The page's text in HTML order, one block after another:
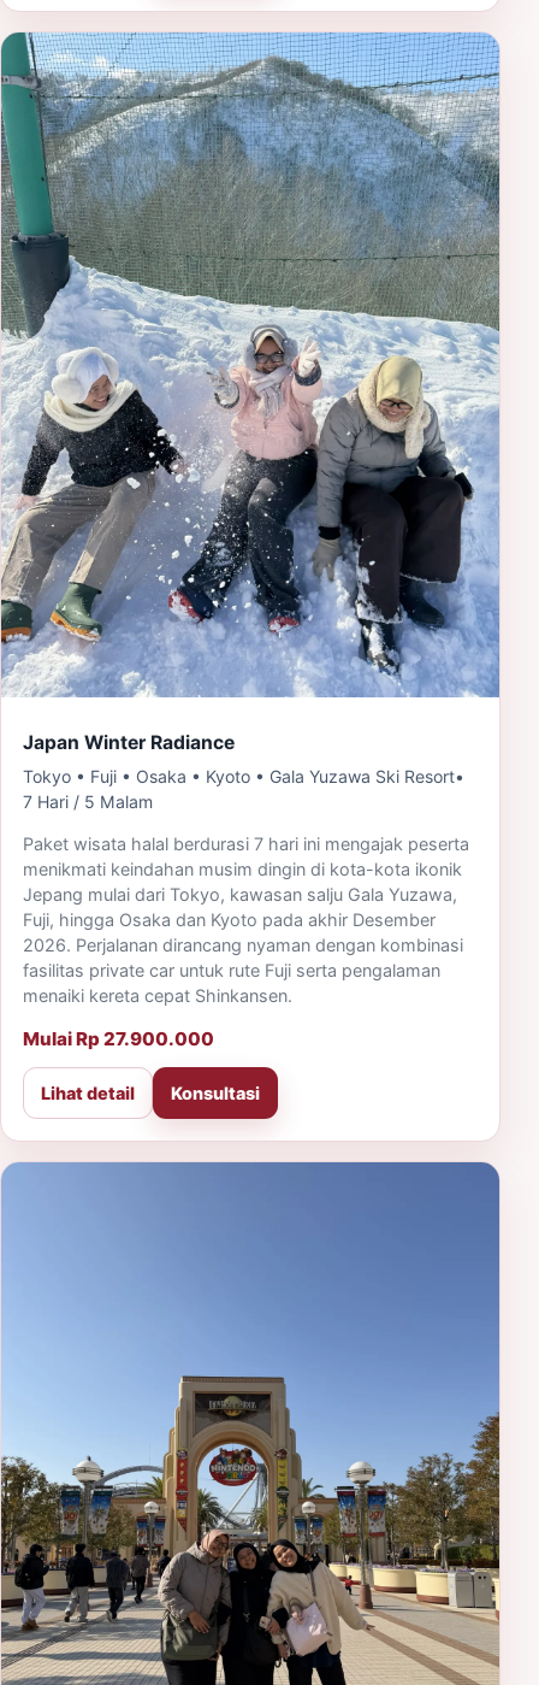
Japan Winter Radiance
Tokyo • Fuji • Osaka • Kyoto • Gala Yuzawa Ski Resort•
7 Hari / 5 Malam
Paket wisata halal berdurasi 7 hari ini mengajak peserta
menikmati keindahan musim dingin di kota-kota ikonik
Jepang mulai dari Tokyo, kawasan salju Gala Yuzawa,
Fuji, hingga Osaka dan Kyoto pada akhir Desember
2026. Perjalanan dirancang nyaman dengan kombinasi
fasilitas private car untuk rute Fuji serta pengalaman
menaiki kereta cepat Shinkansen.
Mulai Rp 27.900.000
Lihat detail Konsultasi